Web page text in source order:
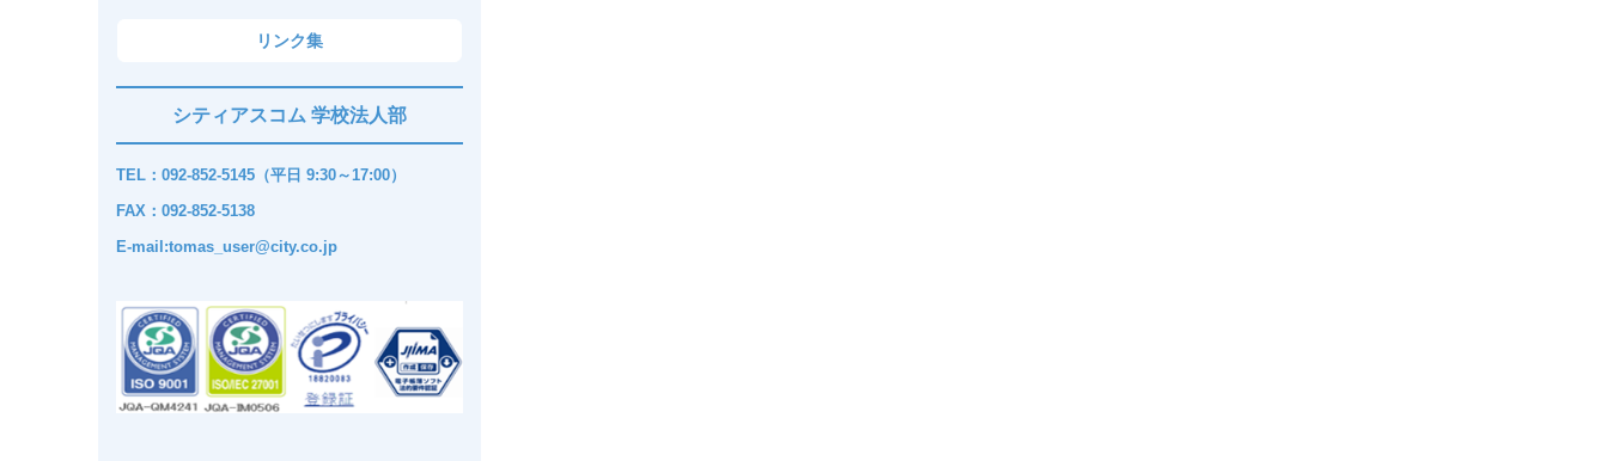
リンク集
シティアスコム 学校法人部
TEL：092-852-5145（平日 9:30～17:00）
FAX：092-852-5138
E-mail:tomas_user@city.co.jp